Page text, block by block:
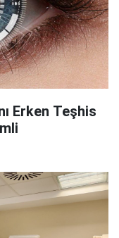
Erken Teşhis